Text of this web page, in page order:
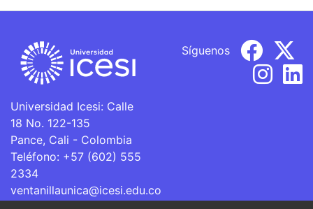
Universidad Icesi: Calle
18 No. 122-135
Pance, Cali - Colombia
Teléfono: +57 (602) 555
2334
ventanillaunica@icesi.edu.co
Síguenos